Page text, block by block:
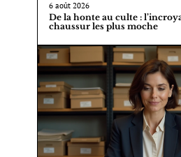
6 août 2026
De la honte au culte :
chaussur les plus moche